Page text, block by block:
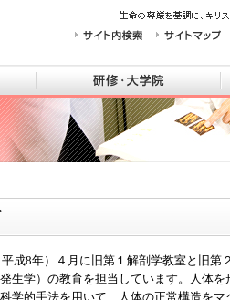
成8年）４月に旧第１解剖学教室と旧第
生学）の教育を担当しています。人体を
学的手法を用いて、人体の正常構造を